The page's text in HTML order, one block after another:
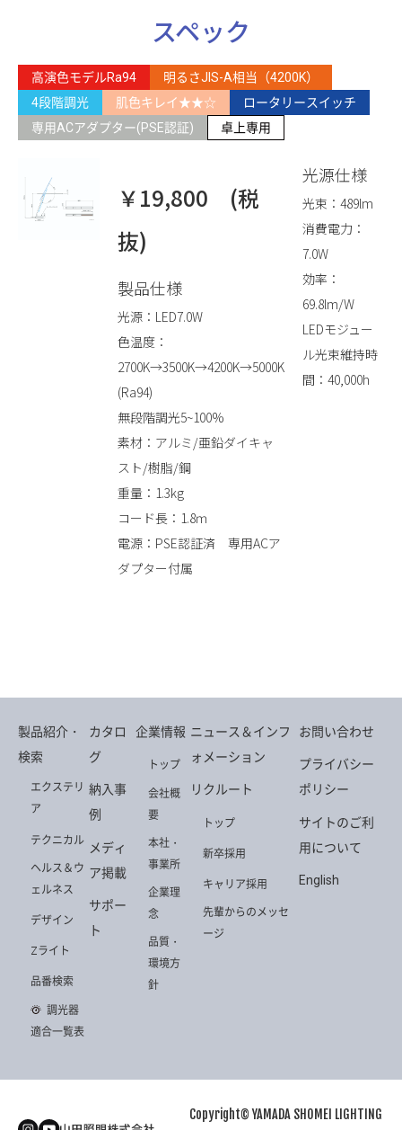
スペック
高演色モデルRa94
明るさJIS-A相当（4200K）
4段階調光
肌色キレイ★★☆
ロータリースイッチ
専用ACアダプター(PSE認証)
卓上専用
￥19,800 (税
抜)
製品仕様
光源：LED7.0W
色温度：
2700K→3500K→4200K→5000K
(Ra94)
無段階調光5~100%
素材：アルミ/亜鉛ダイキャ
スト/樹脂/鋼
重量：1.3kg
コード長：1.8ｍ
電源：PSE認証済 専用ACア
ダプター付属
光源仕様
光束：489lm
消費電力：
7.0W
効率：
69.8lm/W
LEDモジュー
ル光束維持時
間：40,000h
製品紹介・
検索
エクステリ
ア
テクニカル
ヘルス＆ウ
ェルネス
デザイン
Zライト
品番検索
調光器
適合一覧表
カタロ
グ
納入事
例
メディ
ア掲載
サポー
ト
企業情報
トップ
会社概
要
本社・
事業所
企業理
念
品質・
環境方
針
ニュース＆インフ
ォメーション
リクルート
トップ
新卒採用
キャリア採用
先輩からのメッセ
ージ
お問い合わせ
プライバシー
ポリシー
サイトのご利
用について
English
Copyright© YAMADA SHOMEI LIGHTING